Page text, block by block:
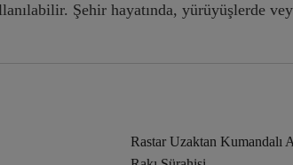
Şehir hayatında, yürüyüşlerde
Rastar Uzaktan Kumandalı